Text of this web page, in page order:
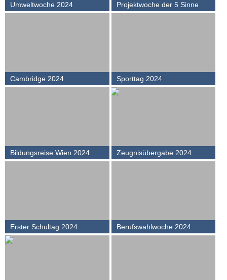
Umweltwoche 2024 Projektwoche der 5 Sinne
Cambridge 2024 Sporttag 2024
Bildungsreise Wien 2024 Zeugnisübergabe 2024
Erster Schultag 2024 Berufswahlwoche 2024